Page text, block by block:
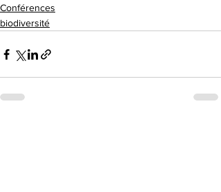
Conférences
biodiversité